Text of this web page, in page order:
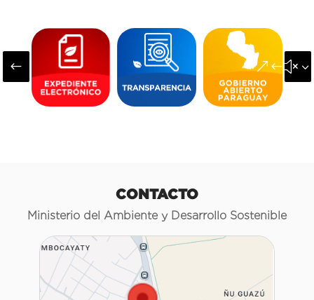
#
CONTACTO
Ministerio del Ambiente y Desarrollo Sostenible